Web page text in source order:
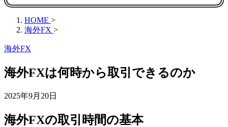
HOME >
海外FX >
海外FX
海外FXは何時から取引できるのか
2025年9月20日
海外FXの取引時間の基本